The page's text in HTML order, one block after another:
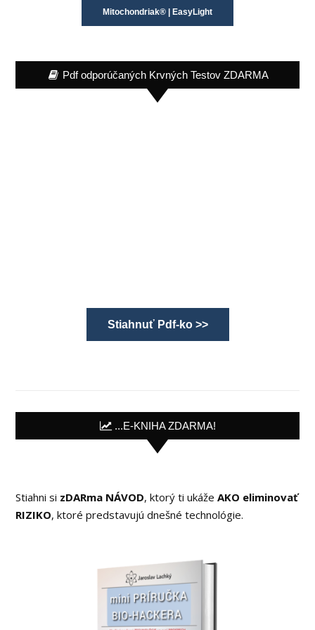
Mitochondriak® | EasyLight
Pdf odporúčaných Krvných Testov ZDARMA
Stiahnuť Pdf-ko >>
...E-KNIHA ZDARMA!
Stiahni si zDARma NÁVOD, ktorý ti ukážeAKO eliminovať
RIZIKO, ktoré predstavujú dnešné technológie.